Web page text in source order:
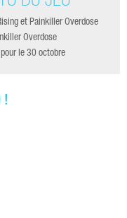
et Painkiller Overdose
Overdose
le 30 octobre
!